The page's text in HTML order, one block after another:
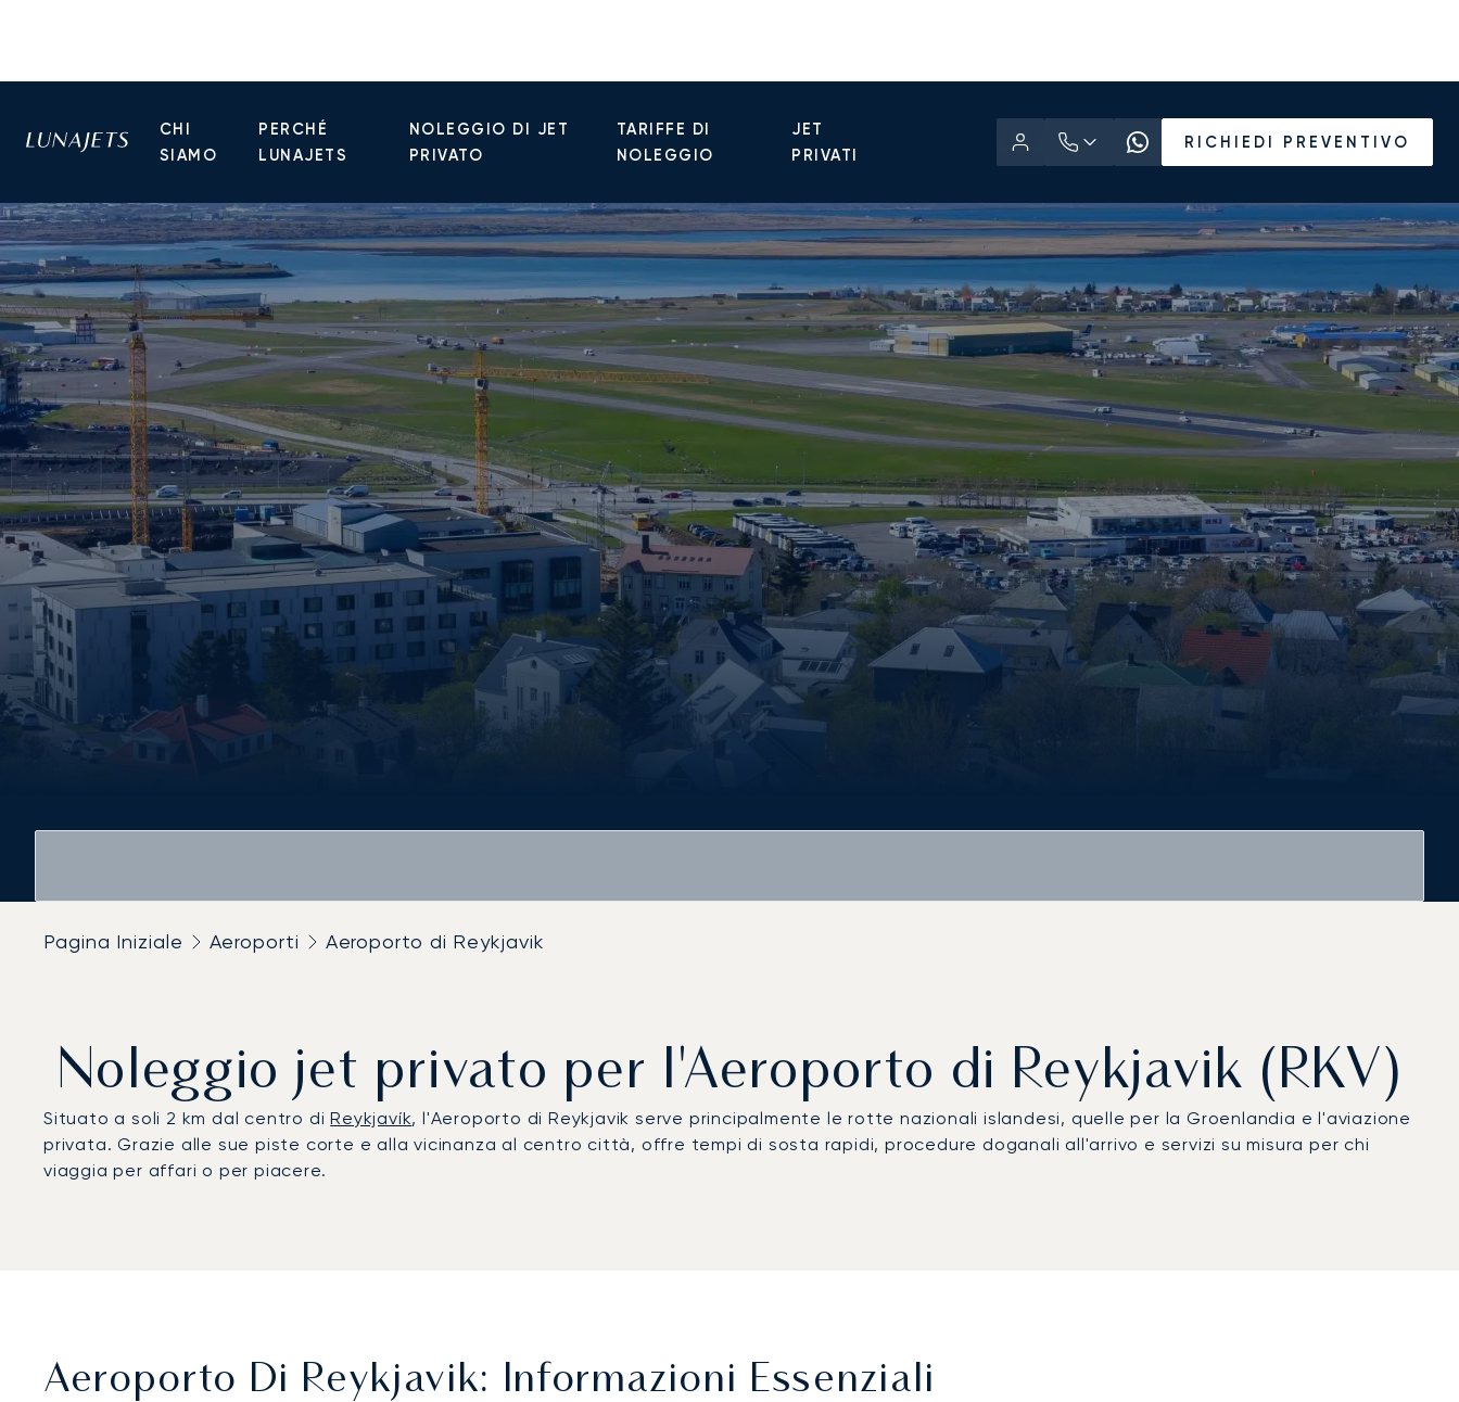
CHI
SIAMO
PERCHÉ
LUNAJETS
NOLEGGIO DI JET
PRIVATO
TARIFFE DI
NOLEGGIO
JET
PRIVATI
RICHIEDI PREVENTIVO
Pagina Iniziale Aeroporti Aeroporto di Reykjavik
Noleggio jet privato per l'Aeroporto di Reykjavik (RKV)
Situato a soli 2 km dal centro diReykjavík, l'Aeroporto di Reykjavik serve principalmente le rotte nazionali islandesi, quelle per la Groenlandia e l'aviazione
privata. Grazie alle sue piste corte e alla vicinanza al centro città, offre tempi di sosta rapidi, procedure doganali all'arrivo e servizi su misura per chi
viaggia per affari o per piacere.
Aeroporto Di Reykjavik: Informazioni Essenziali